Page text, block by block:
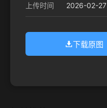
上传时间 2026-02-27
下载原图